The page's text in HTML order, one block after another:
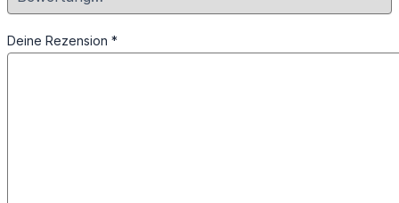
Deine Rezension *